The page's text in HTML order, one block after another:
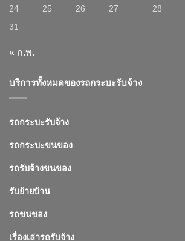
24
25 26 27 28
31
« ก.พ.
บริการทั้งหมดของรถกระบะรับจ้าง
รถกระบะรับจ้าง
รถกระบะขนของ
รถรับจ้างขนของ
รับย้ายบ้าน
รถขนของ
เรื่องเล่ารถรับจ้าง